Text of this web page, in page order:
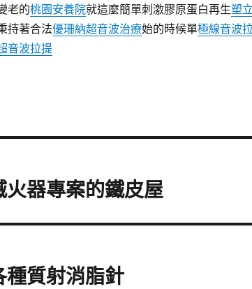
老的桃園安養院就這麼簡單刺激膠原蛋白再生塑
持著合法優珊納超音波治療始的時候單極線音波
音波拉提
火器專案的鐵皮屋
種質射消脂針